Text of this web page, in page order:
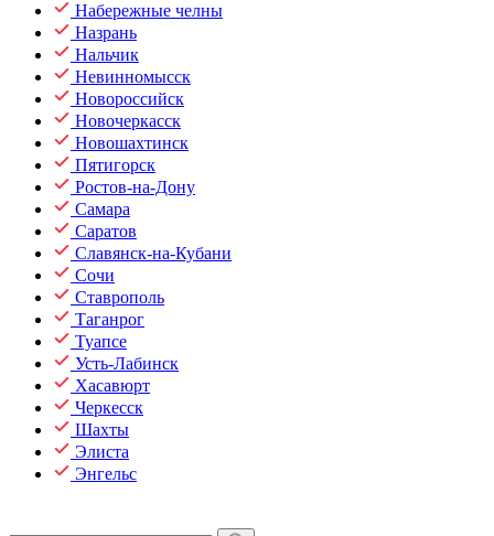
Набережные челны
Назрань
Нальчик
Невинномысск
Новороссийск
Новочеркасск
Новошахтинск
Пятигорск
Ростов-на-Дону
Самара
Саратов
Славянск-на-Кубани
Сочи
Ставрополь
Таганрог
Туапсе
Усть-Лабинск
Хасавюрт
Черкесск
Шахты
Элиста
Энгельс